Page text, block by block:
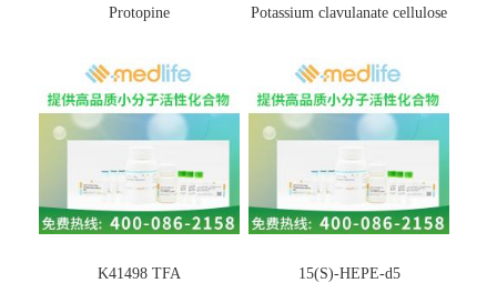
Protopine Potassium clavulanate cellulose
K41498 TFA 15(S)-HEPE-d5